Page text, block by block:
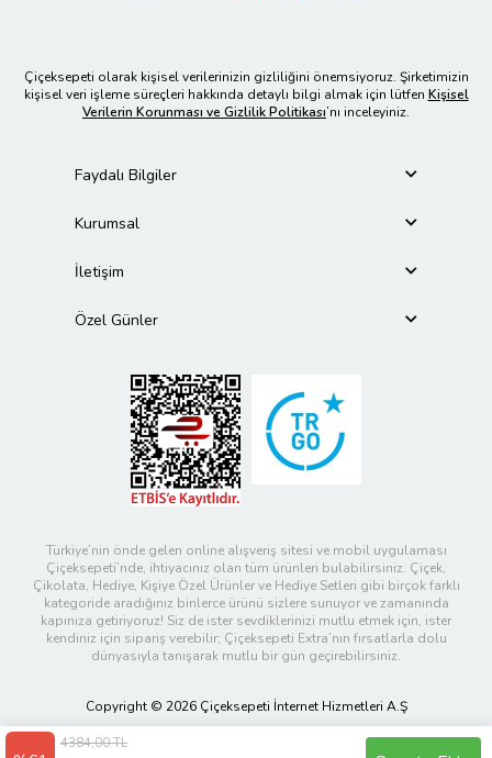
4384,00 TL
Çiçeksepeti olarak kişisel verilerinizin gizliliğini önemsiyoruz. Şirketimizin
kişisel veri işleme süreçleri hakkında detaylı bilgi almak için lütfen Kişisel
Verilerin Korunması ve Gizlilik Politikası’nı inceleyiniz.
Faydalı Bilgiler
Kurumsal
İletişim
Özel Günler
Türkiye’nin önde gelen online alışveriş sitesi ve mobil uygulaması
Çiçeksepeti’nde, ihtiyacınız olan tüm ürünleri bulabilirsiniz. Çiçek,
Çikolata, Hediye, Kişiye Özel Ürünler ve Hediye Setleri gibi birçok farklı
kategoride aradığınız binlerce ürünü sizlere sunuyor ve zamanında
kapınıza getiriyoruz! Siz de ister sevdiklerinizi mutlu etmek için, ister
kendiniz için sipariş verebilir; Çiçeksepeti Extra’nın fırsatlarla dolu
dünyasıyla tanışarak mutlu bir gün geçirebilirsiniz.
Copyright © 2026 Çiçeksepeti İnternet Hizmetleri A.Ş